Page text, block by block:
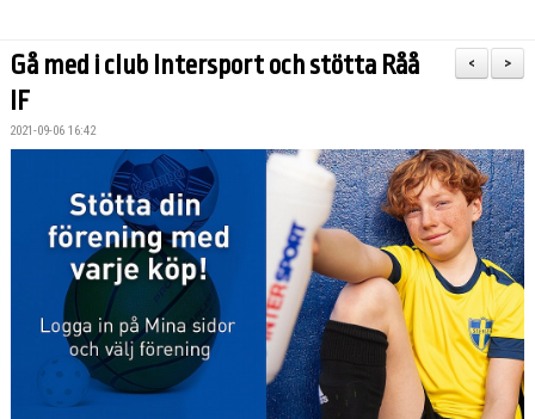
KALENDER
RÅÅ IF:S UTBILDNINGSPLAN
BILDGALLERI
VÅRA LAG
MATCHER
BLI MEDLEM
>
<
Gå med i club Intersport och stötta Råå
IF
2021-09-06 16:42